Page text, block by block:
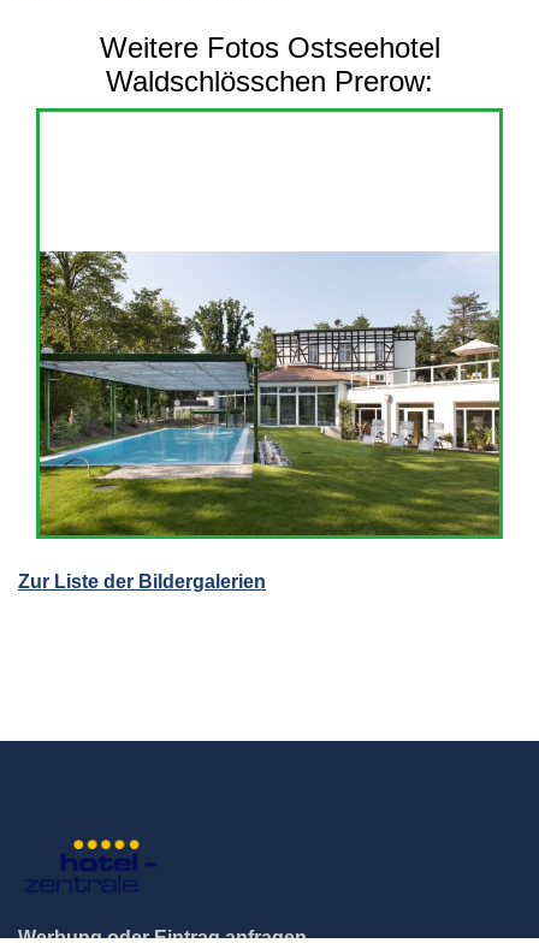
Weitere Fotos Ostseehotel
Waldschlösschen Prerow:
Zur Liste der Bildergalerien
Werbung oder Eintrag anfragen